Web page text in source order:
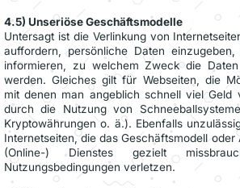
4.5) Unseriöse Geschäftsmodelle
Untersagt ist die Verlinkung von
auffordern, persönliche Daten
informieren, zu welchem Zweck die
werden. Gleiches gilt für Webseiten, die
mit denen man angeblich schnell viel Geld
durch die Nutzung von
Kryptowährungen o. ä.). Ebenfalls
Internetseiten, die das Geschäftsmodell oder
(Online-) Dienstes gezielt
Nutzungsbedingungen verletzen.